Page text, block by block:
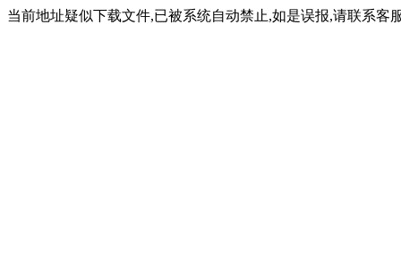
当前地址疑似下载文件,已被系统自动禁止,如是误报,请联系客